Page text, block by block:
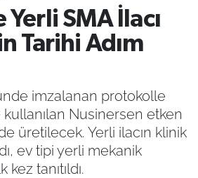
Yerli SMA İlacı
Tarihi Adım
imzalanan protokolle
Nusinersen etken
üretilecek. Yerli ilacın klinik
ev tipi yerli mekanik
tanıtıldı.
Alımı
Durumu ve Fikstür